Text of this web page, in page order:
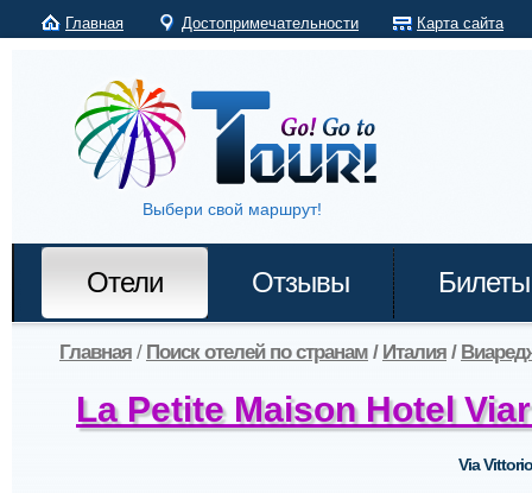
Главная Достопримечательности Карта сайта
Выбери свой маршрут!
Отели Отзывы Билеты
Главная / Поиск отелей по странам / Италия /
La Petite Maison Hotel
Via